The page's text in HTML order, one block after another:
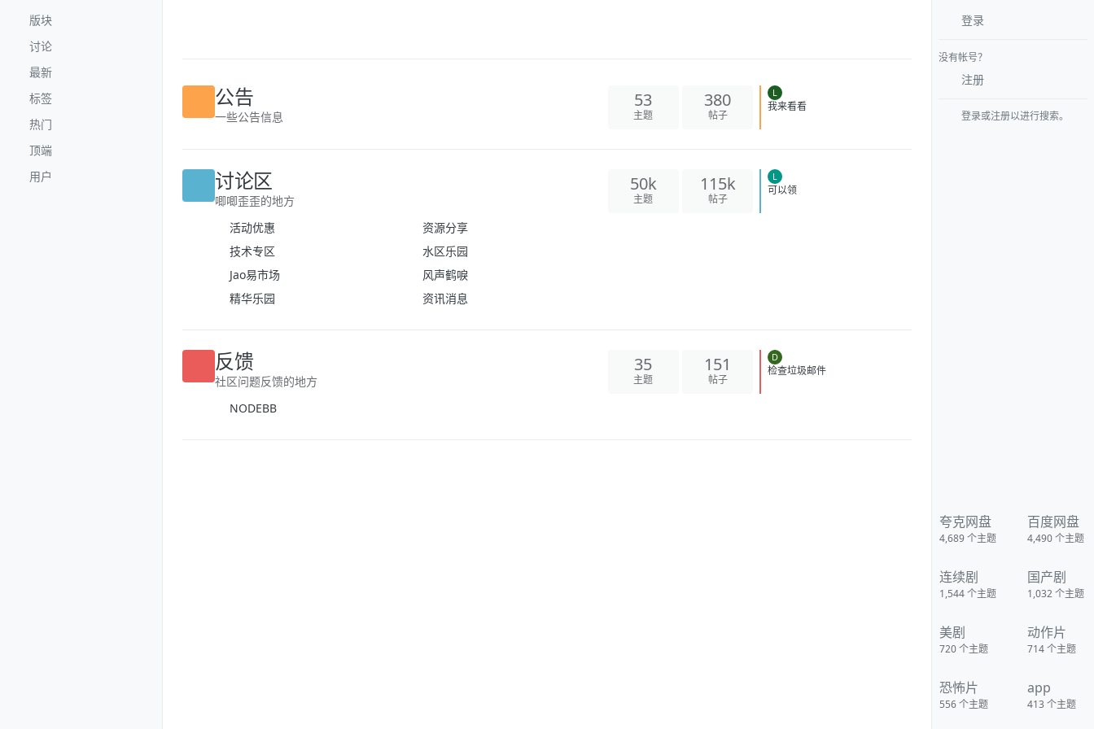
版块
讨论
最新
标签
热门
顶端
用户
公告 53 380 L
讨论区
唧唧歪歪的地方
活动优惠
资源分享
技术专区
水区乐园
Jao易市场
风声鹤唳
50k 115k L
反馈
社区问题反馈的地方
35 151 D
登录
没有帐号？
注册
登录或注册以进行搜索。
夸克网盘
4,689个主题
百度网盘
4,490个主题
连续剧
1,544个主题
国产剧
1,032个主题
美剧
720个主题
动作片
714个主题
恐怖片
556个主题
app
413个主题